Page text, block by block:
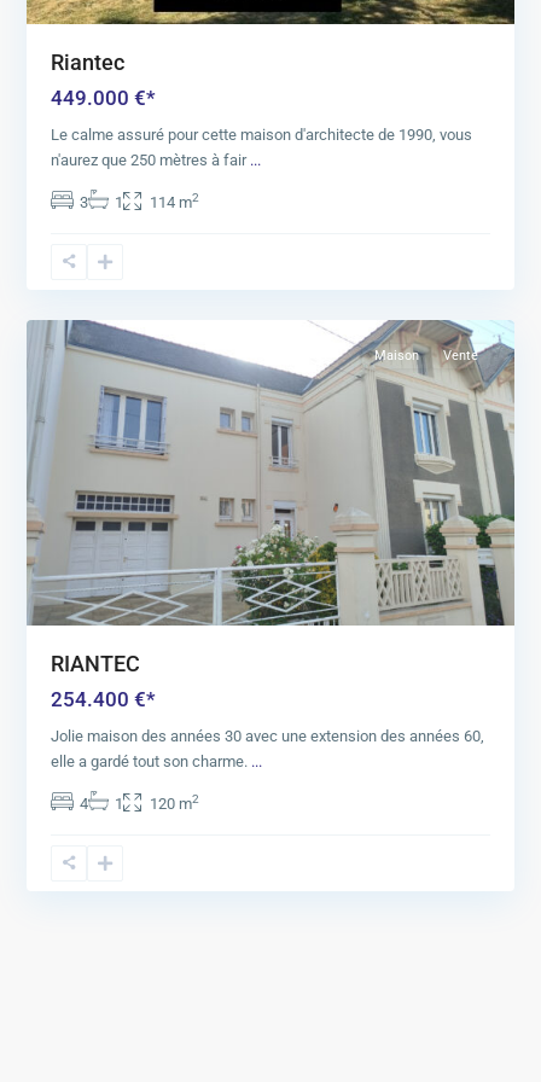
Riantec
449.000 €*
Le calme assuré pour cette maison d'architecte de 1990, vous
n'aurez que 250 mètres à fair ...
3 1 114 m2
Maison Vente
RIANTEC
254.400 €*
Jolie maison des années 30 avec une extension des années 60,
elle a gardé tout son charme. ...
4 1 120 m2